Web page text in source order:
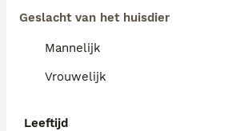
Geslacht van het huisdier
Mannelijk
Vrouwelijk
Leeftijd